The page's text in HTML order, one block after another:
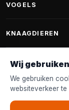
Fantail
Hondenspeelgoed
Halsband & Lijn
Shampoo &
Krabpalen voor
Kattenmanden
VOGELS
Vogelvoer
Voederhuisjes
Nestkastjes &
Tuinvogelvoer
KNAAGDIEREN
Knaagdierenvoer
Accessoires
Wij
We gebruiken
websiteverkeer te